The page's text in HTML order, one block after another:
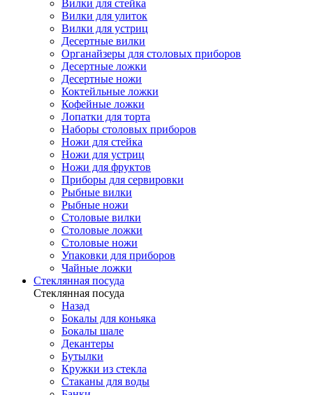
Вилки для стейка
Вилки для улиток
Вилки для устриц
Десертные вилки
Органайзеры для столовых приборов
Десертные ложки
Десертные ножи
Коктейльные ложки
Кофейные ложки
Лопатки для торта
Наборы столовых приборов
Ножи для стейка
Ножи для устриц
Ножи для фруктов
Приборы для сервировки
Рыбные вилки
Рыбные ножи
Столовые вилки
Столовые ложки
Столовые ножи
Упаковки для приборов
Чайные ложки
Стеклянная посуда
Стеклянная посуда
Назад
Бокалы для коньяка
Бокалы шале
Декантеры
Бутылки
Кружки из стекла
Стаканы для воды